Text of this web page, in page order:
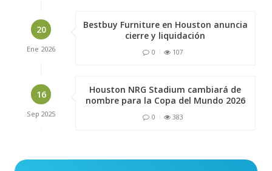
20
Ene 2026
Bestbuy Furniture en Houston anuncia
cierre y liquidación
0 107
16
Sep 2025
Houston NRG Stadium cambiará de
nombre para la Copa del Mundo 2026
0 383